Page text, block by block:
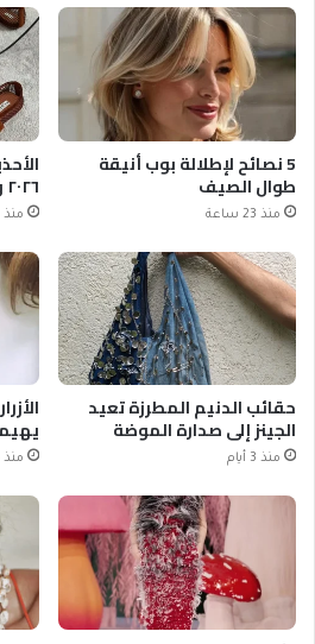
5 نصائح لإطلالة بوب أنيقة
طوال الصيف
منذ 23 ساعة
٢٠٢٦ وتغيّر الإطلالة
منذ
حقائب الدنيم المطرزة تعيد
الجينز إلى صدارة الموضة
منذ 3 أيام منذ 4 أيام